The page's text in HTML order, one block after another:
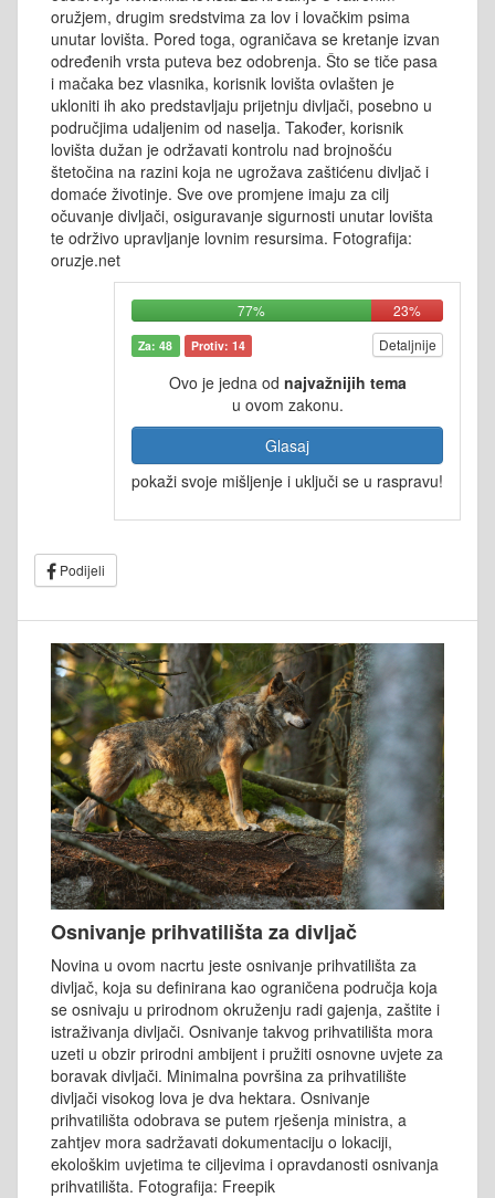
oružjem, drugim sredstvima za lov i lovačkim psima
unutar lovišta. Pored toga, ograničava se kretanje izvan
određenih vrsta puteva bez odobrenja. Što se tiče pasa
i mačaka bez vlasnika, korisnik lovišta ovlašten je
ukloniti ih ako predstavljaju prijetnju divljači, posebno u
područjima udaljenim od naselja. Također, korisnik
lovišta dužan je održavati kontrolu nad brojnošću
štetočina na razini koja ne ugrožava zaštićenu divljač i
domaće životinje. Sve ove promjene imaju za cilj
očuvanje divljači, osiguravanje sigurnosti unutar lovišta
te održivo upravljanje lovnim resursima. Fotografija:
oruzje.net
77% 23%
Za: 48 Protiv: 14 Detaljnije
Ovo je jedna od najvažnijih tema
u ovom zakonu.
Glasaj
pokaži svoje mišljenje i uključi se u raspravu!
Podijeli
Osnivanje prihvatilišta za divljač
Novina u ovom nacrtu jeste osnivanje prihvatilišta za
divljač, koja su definirana kao ograničena područja koja
se osnivaju u prirodnom okruženju radi gajenja, zaštite i
istraživanja divljači. Osnivanje takvog prihvatilišta mora
uzeti u obzir prirodni ambijent i pružiti osnovne uvjete za
boravak divljači. Minimalna površina za prihvatilište
divljači visokog lova je dva hektara. Osnivanje
prihvatilišta odobrava se putem rješenja ministra, a
zahtjev mora sadržavati dokumentaciju o lokaciji,
ekološkim uvjetima te ciljevima i opravdanosti osnivanja
prihvatilišta. Fotografija: Freepik